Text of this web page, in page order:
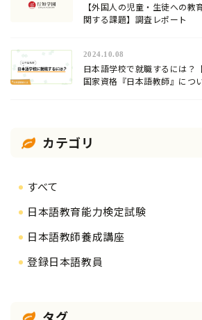
【外国人の児童・生徒への教
関する課題】調査レポート
2024.10.08
日本語学校で就職するには？
国家資格『日本語教師』につ
カテゴリ
すべて
日本語教育能力検定試験
日本語教師養成講座
登録日本語教員